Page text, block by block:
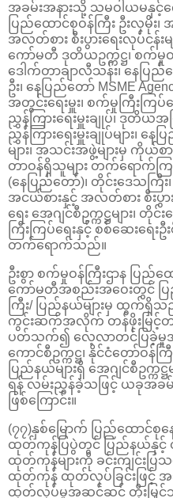
အခမ်းအနားသို့ သမဝါယမနှင့်က
ပြည်ထောင်စုဝန်ကြီး ဦးလှမိုး၊
အလတ်စား စီးပွားရေးလုပ်ငန်း
ကော်မတီ ဒုတိယဥက္ကဋ္ဌ၊ စက်မှုဝ
ဒေါက်တာချာလီသန်း၊ နေပြည်
ဦး၊ နေပြည်တော် MSME
အတွင်းရေးမှူး၊ စက်မှုကြီးကြပ်ရ
ညွှန်ကြားရေးမှူးချုပ်၊ ဒုတိယ
ညွှန်ကြားရေးမှူးချုပ်များ၊ န
များ၊ အသင်းအဖွဲ့များမှ ကိုယ်စ
တာဝန်ရှိသူများ တက်ရောက်ကြ
(နေပြည်တော်)၊ တိုင်းဒေသကြီး
အငယ်စားနှင့် အလတ်စား စီးပွာ
ရေး အေဂျင်စီဥက္ကဋ္ဌများ၊ တို
ကြီးကြပ်ရေးနှင့် စစ်ဆေးရေးဦး
တက်ရောက်သည်။
ဦးစွာ စက်မှုဝန်ကြီးဌာန ပြည်ထ
ကော်မတီအစည်းအဝေးတွင် ပ
ကြီး/ ပြည်နယ်များမှ ထွက်
ကွင်းဆက်အလိုက် တန်ဖိုးမြင့်
ပတ်သက်၍ လေ့လာတင်ပြခဲ့မှုအ
ကောင်စီဥက္ကဋ္ဌ၊ နိုင်ငံတော်ဝန်
ပြည်နယ်များရှိ အေဂျင်စီဥက္က
ရန် လမ်းညွှန်ခဲ့သဖြင့် ယခုအခမ်
ဖြစ်ကြောင်း။
(၇၇)နှစ်မြောက် ပြည်ထောင်စု
ထုတ်ကုန်ပြပွဲတွင် ပြည်နယ်နှင့်
ထုတ်ကုန်များကို ခင်းကျင်းပြသရ
ထုတ်ကုန် ထုတ်လုပ်ခြင်းဖြင့်
ထုတ်လုပ်မှုအဆင့်ဆင့် တိုးမြှ